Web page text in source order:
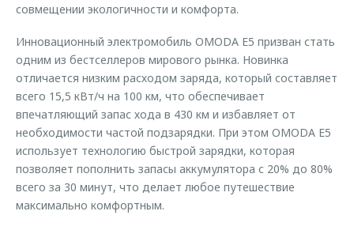
совмещении экологичности и комфорта.
Инновационный электромобиль OMODA E5 призван стать
одним из бестселлеров мирового рынка. Новинка
отличается низким расходом заряда, который составляет
всего 15,5 кВт/ч на 100 км, что обеспечивает
впечатляющий запас хода в 430 км и избавляет от
необходимости частой подзарядки. При этом OMODA E5
использует технологию быстрой зарядки, которая
позволяет пополнить запасы аккумулятора с 20% до 80%
всего за 30 минут, что делает любое путешествие
максимально комфортным.